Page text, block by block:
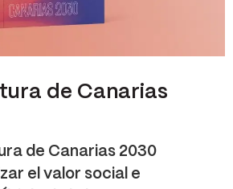
de Canarias
de Canarias 2030
el valor social e